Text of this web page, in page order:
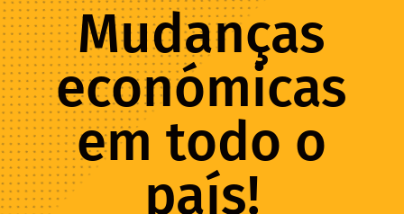
Mudanças
económicas
em todo o
país!